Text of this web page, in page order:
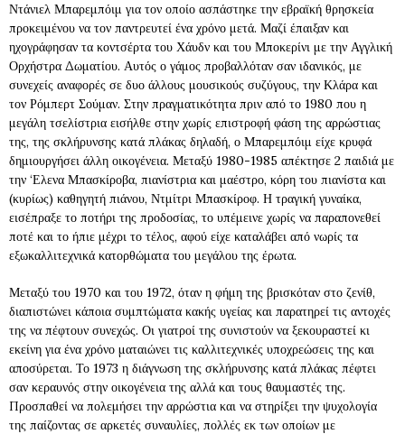
Ντάνιελ Μπαρεμπόιμ για τον οποίο ασπάστηκε την εβραϊκή θρησκεία
προκειμένου να τον παντρευτεί ένα χρόνο μετά. Μαζί έπαιξαν και
ηχογράφησαν τα κοντσέρτα του Χάυδν και του Μποκερίνι με την Αγγλική
Ορχήστρα Δωματίου. Αυτός ο γάμος προβαλλόταν σαν ιδανικός, με
συνεχείς αναφορές σε δυο άλλους μουσικούς συζύγους, την Κλάρα και
τον Ρόμπερτ Σούμαν. Στην πραγματικότητα πριν από το 1980 που η
μεγάλη τσελίστρια εισήλθε στην χωρίς επιστροφή φάση της αρρώστιας
της, της σκλήρυνσης κατά πλάκας δηλαδή, ο Μπαρεμπόιμ είχε κρυφά
δημιουργήσει άλλη οικογένεια. Μεταξύ 1980-1985 απέκτησε 2 παιδιά με
την ‘Ελενα Μπασκίροβα, πιανίστρια και μαέστρο, κόρη του πιανίστα και
(κυρίως) καθηγητή πιάνου, Ντμίτρι Μπασκίροφ. Η τραγική γυναίκα,
εισέπραξε το ποτήρι της προδοσίας, το υπέμεινε χωρίς να παραπονεθεί
ποτέ και το ήπιε μέχρι το τέλος, αφού είχε καταλάβει από νωρίς τα
εξωκαλλιτεχνικά κατορθώματα του μεγάλου της έρωτα.
Μεταξύ του 1970 και του 1972, όταν η φήμη της βρισκόταν στο ζενίθ,
διαπιστώνει κάποια συμπτώματα κακής υγείας και παρατηρεί τις αντοχές
της να πέφτουν συνεχώς. Οι γιατροί της συνιστούν να ξεκουραστεί κι
εκείνη για ένα χρόνο ματαιώνει τις καλλιτεχνικές υποχρεώσεις της και
αποσύρεται. Το 1973 η διάγνωση της σκλήρυνσης κατά πλάκας πέφτει
σαν κεραυνός στην οικογένεια της αλλά και τους θαυμαστές της.
Προσπαθεί να πολεμήσει την αρρώστια και να στηρίξει την ψυχολογία
της παίζοντας σε αρκετές συναυλίες, πολλές εκ των οποίων με